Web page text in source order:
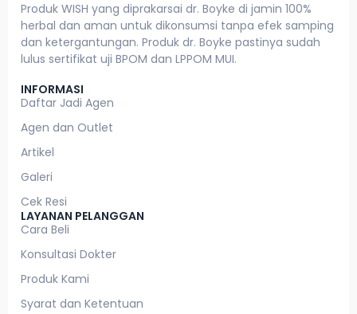
Produk WISH yang diprakarsai dr. Boyke di jamin 100%
herbal dan aman untuk dikonsumsi tanpa efek samping
dan ketergantungan. Produk dr. Boyke pastinya sudah
lulus sertifikat uji BPOM dan LPPOM MUI.
INFORMASI
Daftar Jadi Agen
Agen dan Outlet
Artikel
Galeri
Cek Resi
LAYANAN PELANGGAN
Cara Beli
Konsultasi Dokter
Produk Kami
Syarat dan Ketentuan